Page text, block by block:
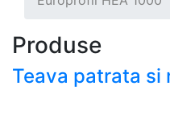
Produse
Teava patrata si